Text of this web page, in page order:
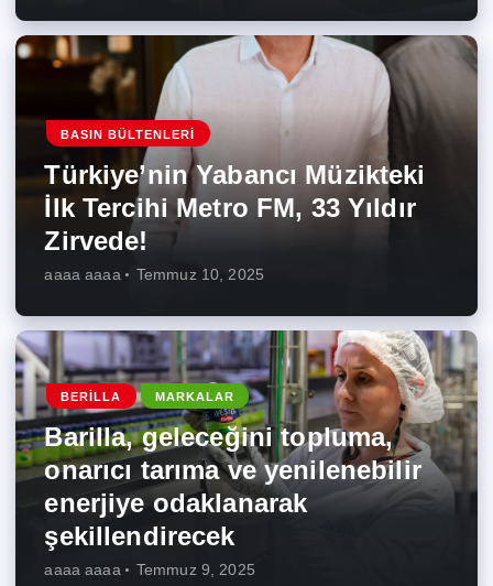
BASIN BÜLTENLERI
Türkiye’nin Yabancı Müzikteki
İlk Tercihi Metro FM, 33 Yıldır
Zirvede!
aaaa aaaa Temmuz 10, 2025
BERILLA MARKALAR
Barilla, geleceğini topluma,
onarıcı tarıma ve yenilenebilir
enerjiye odaklanarak
şekillendirecek
aaaa aaaa Temmuz 9, 2025